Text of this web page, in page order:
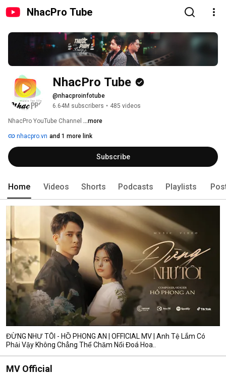
NhacPro Tube
NhacPro Tube
@nhacproinfotube
6.64M subscribers • 485 videos
NhacPro YouTube Channel ...more
nhacpro.vn and 1 more link
Subscribe
Home Videos Shorts Podcasts Playlists
ĐỪNG NHƯ TÔI - HỒ PHONG AN | OFFICIAL MV | Anh Tệ Lắm Có
Phải Vậy Không Chẳng Thể Chăm Nổi Đoá Hoa..
MV Official